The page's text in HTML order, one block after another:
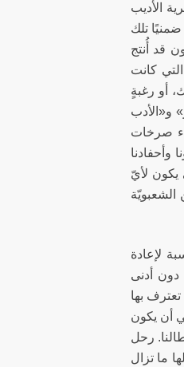
الأديب
تلك
قد أُنتج
كانت
أو رغبةٍ
و«الأدب
صرخات
وأحفادنا
يكون لأيّ
الشعبويّة
لإعادة
أدنى
بها
أن يكون
رحل
ما تزال